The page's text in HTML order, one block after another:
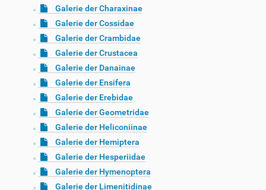
Galerie der Charaxinae
Galerie der Cossidae
Galerie der Crambidae
Galerie der Crustacea
Galerie der Danainae
Galerie der Ensifera
Galerie der Erebidae
Galerie der Geometridae
Galerie der Heliconiinae
Galerie der Hemiptera
Galerie der Hesperiidae
Galerie der Hymenoptera
Galerie der Limenitidinae